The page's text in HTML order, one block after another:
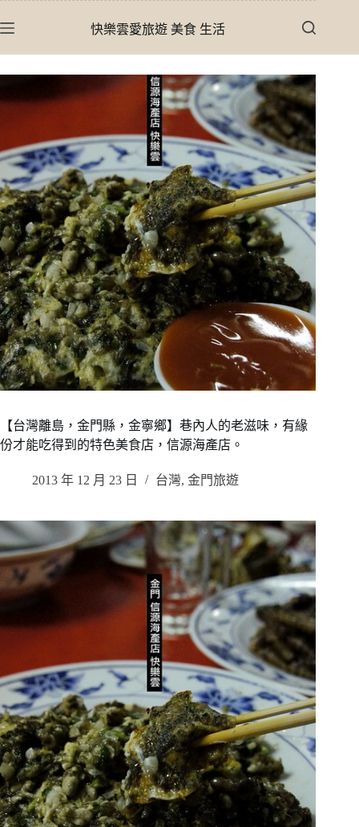
至
容
快樂雲愛旅遊 美食 生活
【台灣離島，金門縣，金寧鄉】巷內人的老滋味，有緣
份才能吃得到的特色美食店，信源海產店。
2013 年 12 月 23 日 台灣, 金門旅遊